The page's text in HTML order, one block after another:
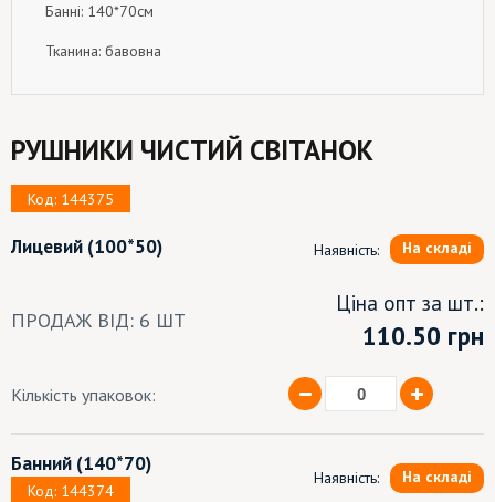
Банні: 140*70см
Тканина: бавовна
РУШНИКИ ЧИСТИЙ СВІТАНОК
Код: 144375
Лицевий (100*50) Наявність: На складі
ПРОДАЖ ВІД: 6 ШТ
Ціна опт за шт.:
110.50 грн
Кількість упаковок:
Банний (140*70)
Код: 144374
Наявність: На складі